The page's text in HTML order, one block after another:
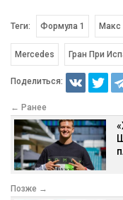
Теги: Формула 1 Макс
Mercedes Гран При
Поделиться:
← Ранее
Позже →